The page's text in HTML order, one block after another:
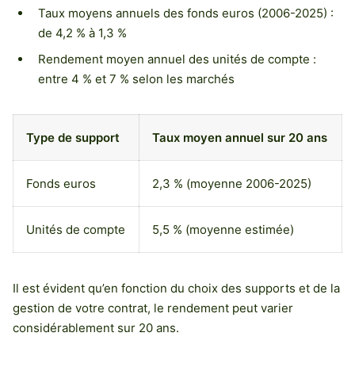
Taux moyens annuels des fonds euros (2006-2025) :
de 4,2 % à 1,3 %
Rendement moyen annuel des unités de compte :
entre 4 % et 7 % selon les marchés
Type de support Taux moyen annuel sur 20 ans
Fonds euros 2,3 % (moyenne 2006-2025)
Unités de compte 5,5 % (moyenne estimée)
Il est évident qu’en fonction du choix des supports et de la
gestion de votre contrat, le rendement peut varier
considérablement sur 20 ans.